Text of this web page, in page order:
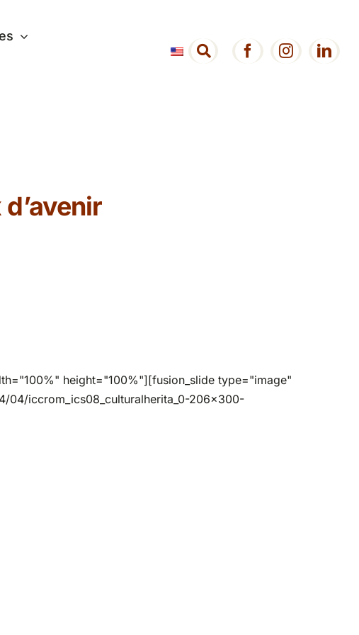
height="100%"][fusion_slide type="image"
iccrom_ics08_culturalherita_0-206x300-